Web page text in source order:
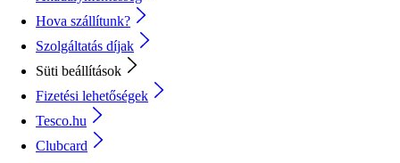
Hova szállítunk?
Szolgáltatás díjak
Süti beállítások
Fizetési lehetőségek
Tesco.hu
Clubcard